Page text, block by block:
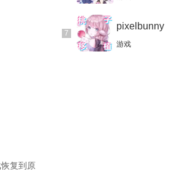
复到原
pixelbunny
游戏